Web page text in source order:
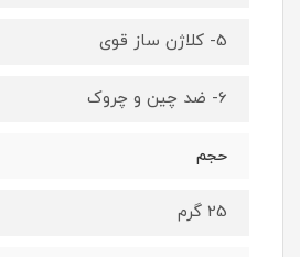
5- کلاژن ساز قوی
6- ضد چین و چروک
حجم
25 گرم